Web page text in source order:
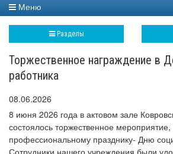
Меню
Разделы
Торжественное награждение в
работника
08.06.2026
8 июня 2026 года в актовом зале
состоялось торжественное
профессиональному празднику- Дню
Сотрудники нашего учреждения были